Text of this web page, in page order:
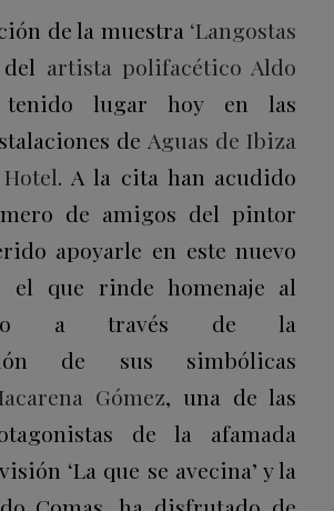
de la muestra ‘Langostas
del artista polifacético Aldo
lugar hoy en las
de Aguas de Ibiza
. A la cita han acudido
de amigos del pintor
apoyarle en este nuevo
el que rinde homenaje al
a través de la
de sus simbólicas
Gómez, una de las
de la afamada
‘La que se avecina’ y la